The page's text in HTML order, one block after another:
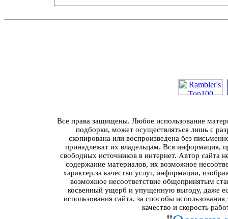
Все права защищены. Любое использование
подборки, может осуществляться лишь с
скопирована или воспроизведена без
принадлежат их владельцам. Вся информация,
свободных источников в интернет. Автор сайта
содержание материалов, их возможное
характер.за качество услуг, информации,
возможное несоответствие общепринятым
косвенный ущерб и упущенную выгоду, даже
использования сайта. за способы
качество и скорость